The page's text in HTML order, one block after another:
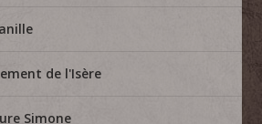
de l'Isère
Simone